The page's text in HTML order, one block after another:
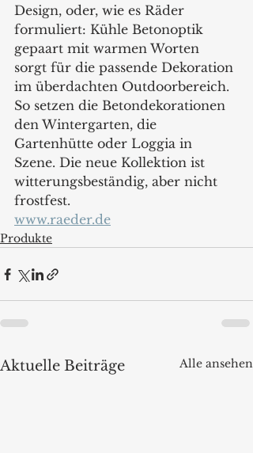
Design, oder, wie es Räder
formuliert: Kühle Betonoptik
gepaart mit warmen Worten
sorgt für die passende Dekoration
im überdachten Outdoorbereich.
So setzen die Betondekorationen
den Wintergarten, die
Gartenhütte oder Loggia in
Szene. Die neue Kollektion ist
witterungsbeständig, aber nicht
frostfest.
www.raeder.de
Produkte
Aktuelle Beiträge Alle ansehen